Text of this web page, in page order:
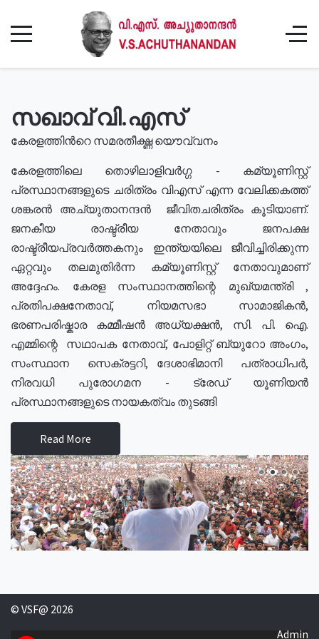
സഖാവ് വി.എസ്
കേരളത്തിൻറെ സമരതീക്ഷ്ണ യൌവ്വനം
കേരളത്തിലെ തൊഴിലാളിവർഗ്ഗ - കമ്യൂണിസ്റ്റ്
പ്രസ്ഥാനങ്ങളുടെ ചരിത്രം വിഎസ് എന്ന വേലിക്കകത്ത്
ശങ്കരൻ അച്യുതാനന്ദൻ ജീവിതചരിത്രം കൂടിയാണ്.
ജനകീയ രാഷ്ട്രീയ നേതാവും ജനപക്ഷ
രാഷ്ട്രീയപ്രവർത്തകനും ഇന്ത്യയിലെ ജീവിച്ചിരിക്കുന്ന
ഏറ്റവും തലമുതിർന്ന കമ്യൂണിസ്റ്റ് നേതാവുമാണ്
അദ്ദേഹം. കേരള സംസ്ഥാനത്തിന്റെ മുഖ്യമന്ത്രി ,
പ്രതിപക്ഷനേതാവ്, നിയമസഭാ സാമാജികൻ,
ഭരണപരിഷ്കാര കമ്മീഷൻ അധ്യക്ഷൻ, സി. പി. ഐ.
എമ്മിന്റെ സഥാപക നേതാവ്, പോളിറ്റ് ബ്യുറോ അംഗം,
സംസ്ഥാന സെക്രട്ടറി, ദേശാഭിമാനി പത്രാധിപർ,
നിരവധി പുരോഗമന - ട്രേഡ് യൂണിയൻ
പ്രസ്ഥാനങ്ങളുടെ നായകത്വം തുടങ്ങി
Read More
© VSF@ 2026
Admin